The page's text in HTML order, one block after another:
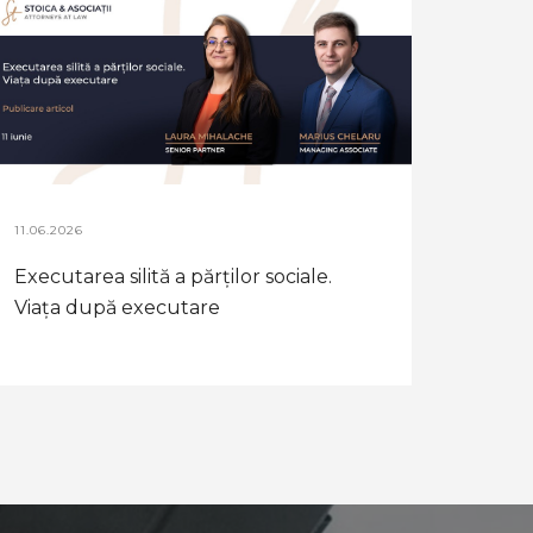
11.06.2026
Executarea silită a părților sociale.
Viața după executare